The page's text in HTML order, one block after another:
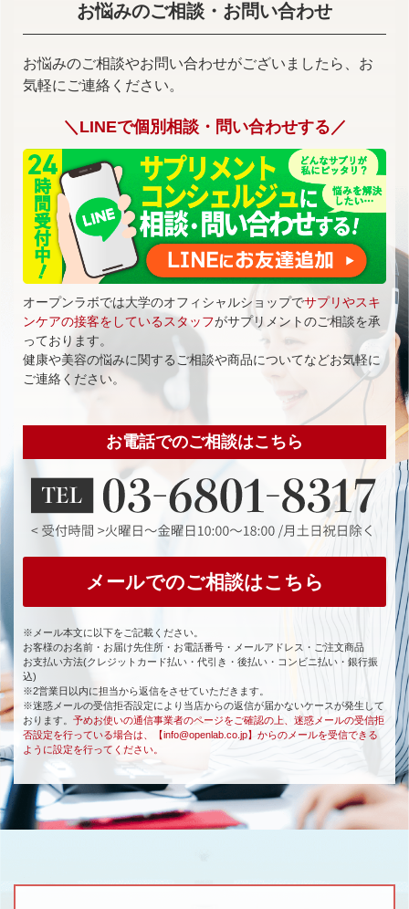
お悩みのご相談・お問い合わせ
お悩みのご相談やお問い合わせがございましたら、お
気軽にご連絡ください。
＼LINEで個別相談・問い合わせする／
オープンラボでは大学のオフィシャルショップでサプリやスキ
ンケアの接客をしているスタッフがサプリメントのご相談を承
っております。
健康や美容の悩みに関するご相談や商品についてなどお気軽に
ご連絡ください。
お電話でのご相談はこちら
メールでのご相談はこちら
※メール本文に以下をご記載ください。
お客様のお名前・お届け先住所・お電話番号・メールアドレス・ご注文商品
お支払い方法(クレジットカード払い・代引き・後払い・コンビニ払い・銀行振
込)
※2営業日以内に担当から返信をさせていただきます。
※迷惑メールの受信拒否設定により当店からの返信が届かないケースが発生して
おります。 予めお使いの通信事業者のページをご確認の上、迷惑メールの受信拒
否設定を行っている場合は、【info@openlab.co.jp】からのメールを受信できる
ように設定を行ってください。